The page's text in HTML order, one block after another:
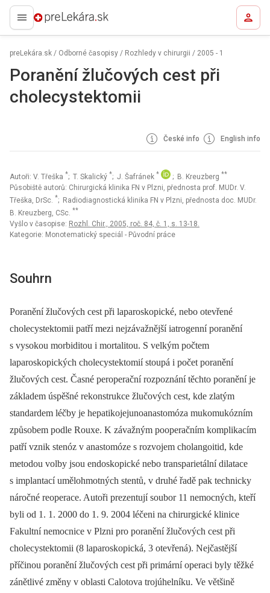
preLekára.sk
preLekára.sk / Odborné časopisy / Rozhledy v chirurgii / 2005 - 1
Poranění žlučových cest při
cholecystektomii
České info English info
Autoři: V. Třeška *; T. Skalický *; J. Šafránek * ; B. Kreuzberg **
Působiště autorů: Chirurgická klinika FN v Plzni, přednosta prof. MUDr. V.
Třeška, DrSc. *; Radiodiagnostická klinika FN v Plzni, přednosta doc. MUDr.
B. Kreuzberg, CSc. **
Vyšlo v časopise: Rozhl. Chir., 2005, roč. 84, č. 1, s. 13-18.
Kategorie: Monotematický speciál - Původní práce
Souhrn
Poranění žlučových cest při laparoskopické, nebo otevřené
cholecystektomii patří mezi nejzávažnější iatrogenní poranění
s vysokou morbiditou i mortalitou. S velkým počtem
laparoskopických cholecystektomií stoupá i počet poranění
žlučových cest. Časné peroperační rozpoznání těchto poranění je
základem úspěšné rekonstrukce žlučových cest, kde zlatým
standardem léčby je hepatikojejunoanastomóza mukomukózním
způsobem podle Rouxe. K závažným pooperačním komplikacím
patří vznik stenóz v anastomóze s rozvojem cholangoitid, kde
metodou volby jsou endoskopické nebo transparietální dilatace
s implantací umělohmotných stentů, v druhé řadě pak technicky
náročné reoperace. Autoři prezentují soubor 11 nemocných, kteří
byli od 1. 1. 2000 do 1. 9. 2004 léčeni na chirurgické klinice
Fakultní nemocnice v Plzni pro poranění žlučových cest při
cholecystektomii (8 laparoskopická, 3 otevřená). Nejčastější
příčinou poranění žlučových cest při primární operaci byly těžké
zánětlivé změny v oblasti Calotova trojúhelníku. Ve většině